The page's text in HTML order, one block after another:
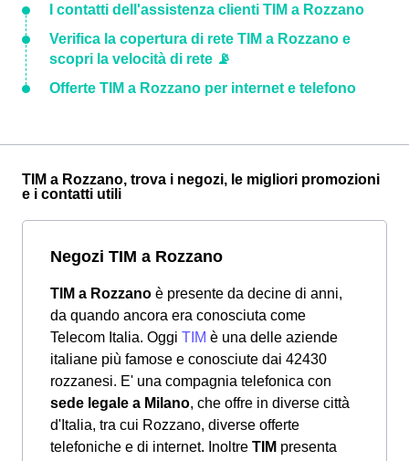
I contatti dell'assistenza clienti TIM a Rozzano
Verifica la copertura di rete TIM a Rozzano e
scopri la velocità di rete 📡
Offerte TIM a Rozzano per internet e telefono
TIM a Rozzano, trova i negozi, le migliori promozioni
e i contatti utili
Negozi TIM a Rozzano
TIM a Rozzano è presente da decine di anni,
da quando ancora era conosciuta come
Telecom Italia. Oggi TIM è una delle aziende
italiane più famose e conosciute dai 42430
rozzanesi. E' una compagnia telefonica con
sede legale a Milano, che offre in diverse città
d'Italia, tra cui Rozzano, diverse offerte
telefoniche e di internet. Inoltre TIM presenta